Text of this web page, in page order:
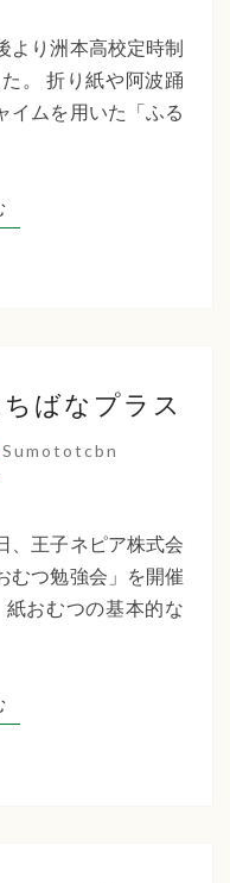
より洲本高校定時制
。 折り紙や阿波踊
イムを用いた「ふる
もっと読む
ばなプラス
Sumototcbn
、王子ネピア株式会
むつ勉強会」を開催
おむつの基本的な
もっと読む